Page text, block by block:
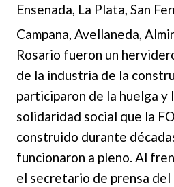
Ensenada, La Plata, San
Campana, Avellaneda,
Rosario fueron un
de la industria de la
participaron de la huelga y
solidaridad social que la
construido durante
funcionaron a pleno. Al
el secretario de prensa del